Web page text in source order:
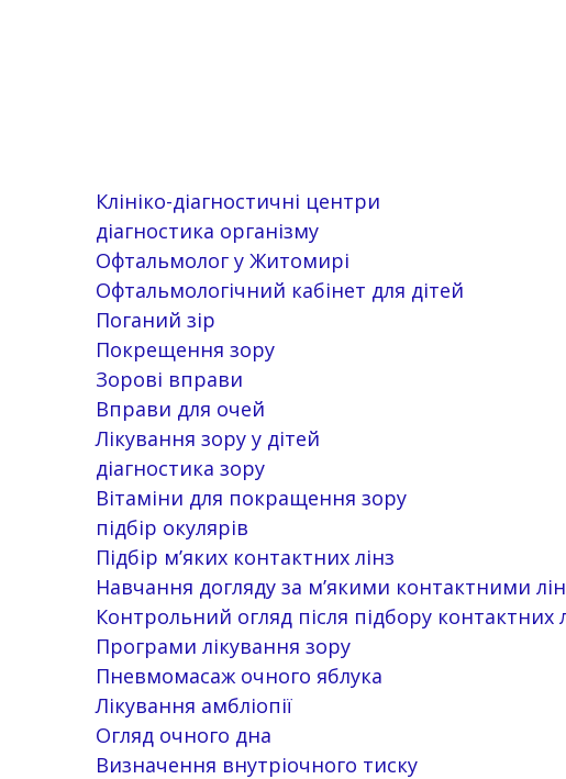
Клініко-діагностичні центри
діагностика організму
Офтальмолог у Житомирі
Офтальмологічний кабінет для дітей
Поганий зір
Покрещення зору
Зорові вправи
Вправи для очей
Лікування зору у дітей
діагностика зору
Вітаміни для покращення зору
підбір окулярів
Підбір м’яких контактних лінз
Навчання догляду за м’якими контактними
Контрольний огляд після підбору контактних
Програми лікування зору
Пневмомасаж очного яблука
Лікування амбліопії
Огляд очного дна
Визначення внутріочного тиску